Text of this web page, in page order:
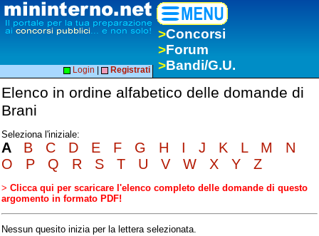
>Concorsi
>Forum
>Bandi/G.U.
Login Registrati
Elenco in ordine alfabetico delle domande di
Brani
Seleziona l'iniziale:
A B C D E F G H I J K L M
N
O
P Q R S T U V W X Y Z
> Clicca qui per scaricare l'elenco completo delle domande di questo
argomento in formato PDF!
Nessun quesito inizia per la lettera selezionata.